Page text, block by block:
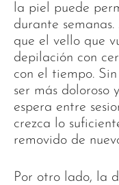
la piel puede
durante
que el vello que
depilación con
con el tiempo.
ser más doloroso
espera entre
crezca lo
removido de
Por otro lado, la